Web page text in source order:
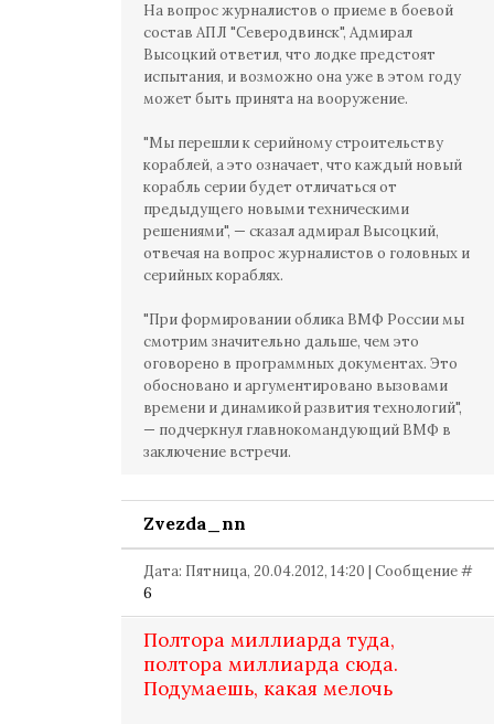
На вопрос журналистов о приеме в боевой
состав АПЛ "Северодвинск", Адмирал
Высоцкий ответил, что лодке предстоят
испытания, и возможно она уже в этом году
может быть принята на вооружение.
"Мы перешли к серийному строительству
кораблей, а это означает, что каждый новый
корабль серии будет отличаться от
предыдущего новыми техническими
решениями", — сказал адмирал Высоцкий,
отвечая на вопрос журналистов о головных и
серийных кораблях.
"При формировании облика ВМФ России мы
смотрим значительно дальше, чем это
оговорено в программных документах. Это
обосновано и аргументировано вызовами
времени и динамикой развития технологий",
— подчеркнул главнокомандующий ВМФ в
заключение встречи.
Zvezda_nn
Дата: Пятница, 20.04.2012, 14:20 | Сообщение #
6
Полтора миллиарда туда,
полтора миллиарда сюда.
Подумаешь, какая мелочь